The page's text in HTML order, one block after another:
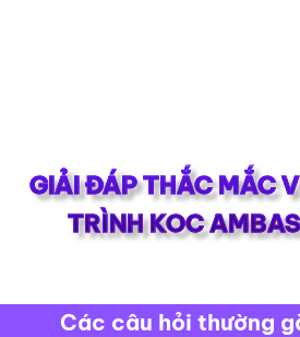
GIẢI ĐÁP THẮC MẮC
TRÌNH KOC
Các câu hỏi thường